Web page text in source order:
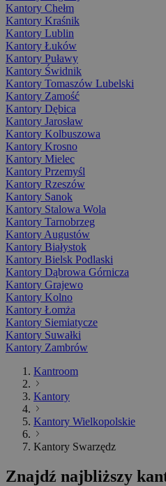
Kantory Chełm
Kantory Kraśnik
Kantory Lublin
Kantory Łuków
Kantory Puławy
Kantory Świdnik
Kantory Tomaszów Lubelski
Kantory Zamość
Kantory Dębica
Kantory Jarosław
Kantory Kolbuszowa
Kantory Krosno
Kantory Mielec
Kantory Przemyśl
Kantory Rzeszów
Kantory Sanok
Kantory Stalowa Wola
Kantory Tarnobrzeg
Kantory Augustów
Kantory Białystok
Kantory Bielsk Podlaski
Kantory Dąbrowa Górnicza
Kantory Grajewo
Kantory Kolno
Kantory Łomża
Kantory Siemiatycze
Kantory Suwałki
Kantory Zambrów
Kantroom
Kantory
Kantory Wielkopolskie
Kantory Swarzędz
Znajdź najbliższy